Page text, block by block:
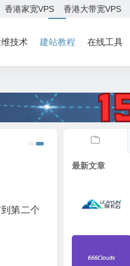
香港家宽VPS 香港大带宽VPS
技术 建站教程 在线工具
第二个
最新文章